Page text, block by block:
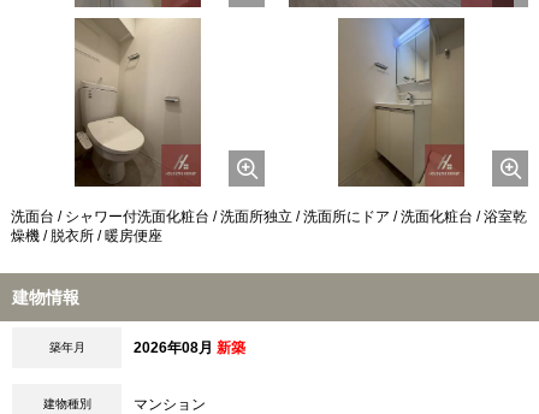
洗面台 / シャワー付洗面化粧台 / 洗面所独立 / 洗面所にドア / 洗面化粧台 / 浴室乾
燥機 / 脱衣所 / 暖房便座
建物情報
築年月 2026年08月 新築
建物種別 マンション